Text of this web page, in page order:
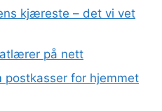
kjæreste – det vi vet
på nett
postkasser for hjemmet